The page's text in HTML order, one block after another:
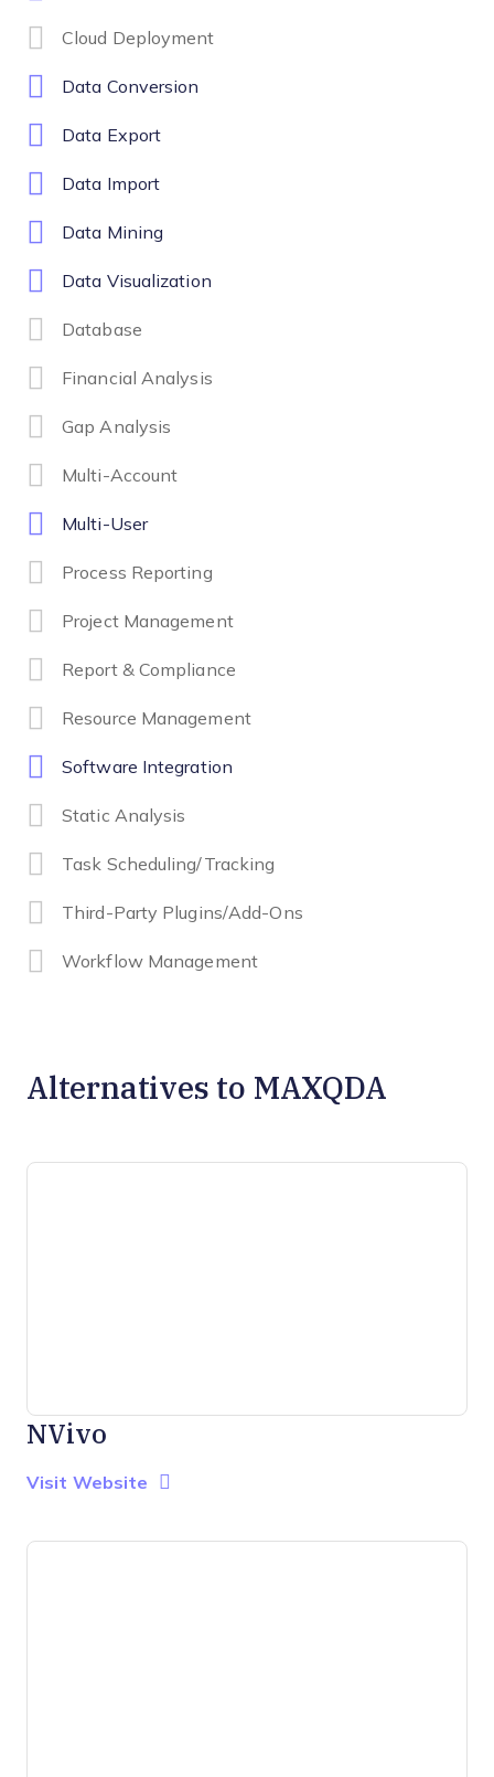
Cloud Deployment
Data Conversion
Data Export
Data Import
Data Mining
Data Visualization
Database
Financial Analysis
Gap Analysis
Multi-Account
Multi-User
Process Reporting
Project Management
Report & Compliance
Resource Management
Software Integration
Static Analysis
Task Scheduling/Tracking
Third-Party Plugins/Add-Ons
Workflow Management
Alternatives to MAXQDA
NVivo
Visit Website Opens New Window